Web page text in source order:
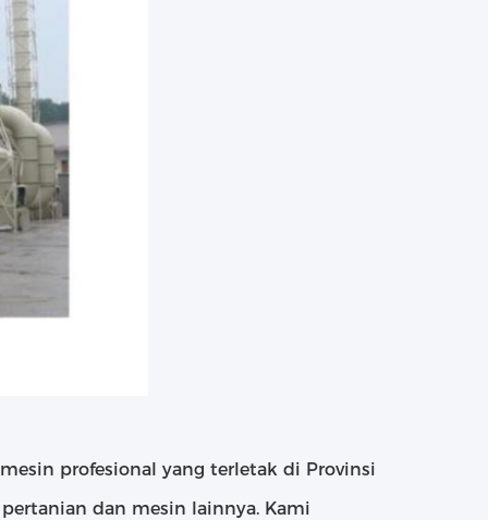
profesional yang terletak di Provinsi
dan mesin lainnya. Kami